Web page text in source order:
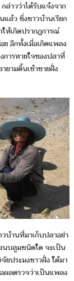
าวว่าได้รับแจ้งจาก
ล้ว ซึ่งชาวบ้านเรียก
ห้เกิดปรากฏการณ์
อีกทั้งเมื่อเกิดแพลง
ารหายใจของปลาที่
ยามดิ้นเข้าชายฝั่ง
านที่มาเก็บปลาอย่า
นบลูมชนิดใด จะเป็น
ยประมงชาวฝั่ง ใด้มา
ผลตรวจว่าเป็นแพลง